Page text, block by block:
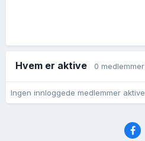
Hvem er aktive 0 medlemmer
Ingen innloggede medlemmer aktive